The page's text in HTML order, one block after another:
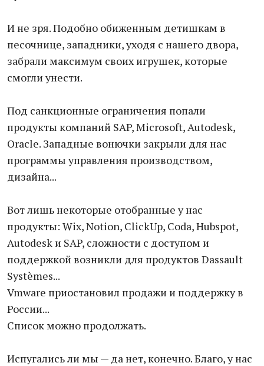
И не зря. Подобно обиженным детишкам в
песочнице, западники, уходя с нашего двора,
забрали максимум своих игрушек, которые
смогли унести.
Под санкционные ограничения попали
продукты компаний SAP, Microsoft, Autodesk,
Oracle. Западные вонючки закрыли для нас
программы управления производством,
дизайна...
Вот лишь некоторые отобранные у нас
продукты: Wix, Notion, ClickUp, Coda, Hubspot,
Autodesk и SAP, сложности с доступом и
поддержкой возникли для продуктов Dassault
Systèmes...
Vmware приостановил продажи и поддержку в
России...
Список можно продолжать.
Испугались ли мы — да нет, конечно. Благо, у нас